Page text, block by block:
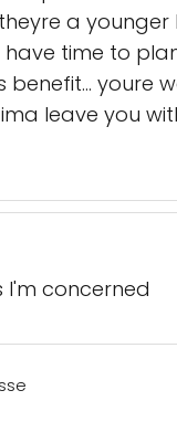
a
time to
youre
leave you
concerned